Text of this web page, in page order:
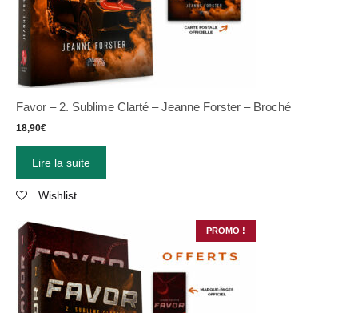
Favor – 2. Sublime Clarté – Jeanne Forster – Broché
18,90€
Lire la suite
Wishlist
PROMO !